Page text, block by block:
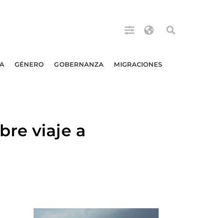
GÉNERO GOBERNANZA MIGRACIONES
viaje a